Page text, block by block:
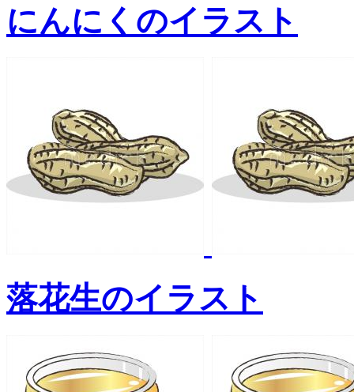
にんにくのイラスト
落花生のイラスト